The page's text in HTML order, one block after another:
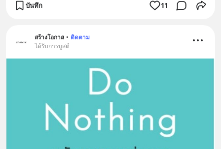
บันทึก 11
สร้างโอกาส • ติดตาม
ได้รับการบูสต์